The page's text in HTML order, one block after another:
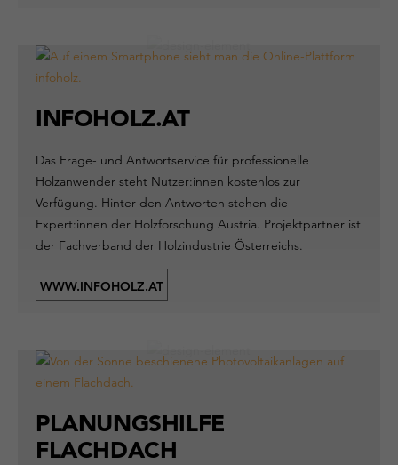
INFOHOLZ.AT
Das Frage- und Antwortservice für professionelle
Holzanwender steht Nutzer:innen kostenlos zur
Verfügung. Hinter den Antworten stehen die
Expert:innen der Holzforschung Austria. Projektpartner ist
der Fachverband der Holzindustrie Österreichs.
WWW.INFOHOLZ.AT
PLANUNGSHILFE
FLACHDACH